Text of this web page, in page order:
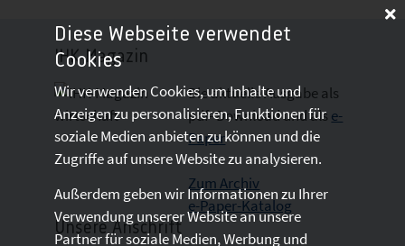
IHK-Magazin
Die aktuelle Ausgabe als
pdf- Downloadund als e-
Paper
Zum Archiv
e-Paper-Katalog
Unsere Anschrift
Diese Webseite verwendet
Cookies
Wir verwenden Cookies, um Inhalte und
Anzeigen zu personalisieren, Funktionen für
soziale Medien anbieten zu können und die
Zugriffe auf unsere Website zu analysieren.
Außerdem geben wir Informationen zu Ihrer
Verwendung unserer Website an unsere
Partner für soziale Medien, Werbung und